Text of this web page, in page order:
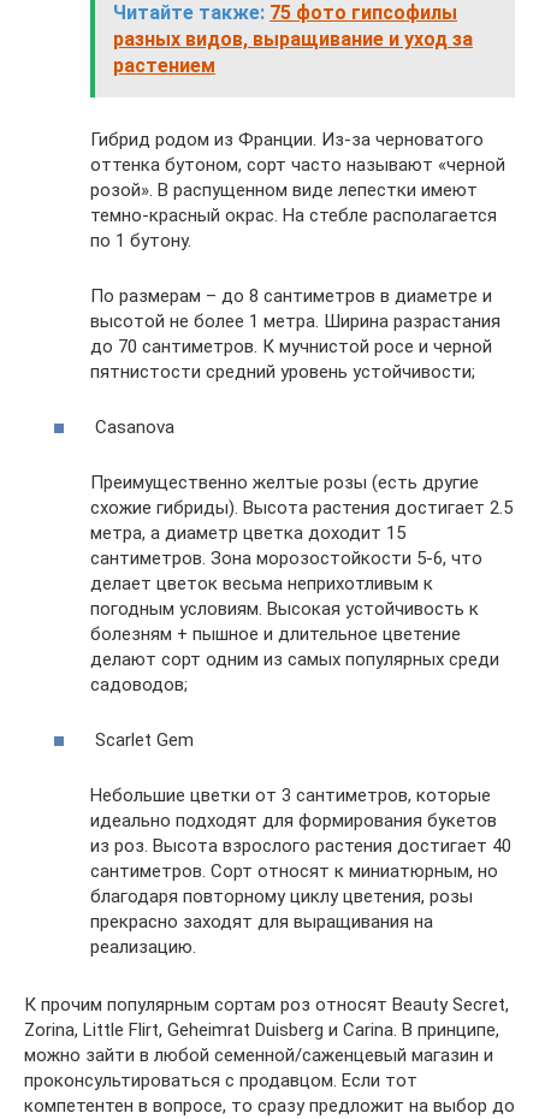
Читайте также: 75 фото гипсофилы
разных видов, выращивание и уход за
растением
Гибрид родом из Франции. Из-за черноватого
оттенка бутоном, сорт часто называют «черной
розой». В распущенном виде лепестки имеют
темно-красный окрас. На стебле располагается
по 1 бутону.
По размерам – до 8 сантиметров в диаметре и
высотой не более 1 метра. Ширина разрастания
до 70 сантиметров. К мучнистой росе и черной
пятнистости средний уровень устойчивости;
Casanova
Преимущественно желтые розы (есть другие
схожие гибриды). Высота растения достигает 2.5
метра, а диаметр цветка доходит 15
сантиметров. Зона морозостойкости 5-6, что
делает цветок весьма неприхотливым к
погодным условиям. Высокая устойчивость к
болезням + пышное и длительное цветение
делают сорт одним из самых популярных среди
садоводов;
Scarlet Gem
Небольшие цветки от 3 сантиметров, которые
идеально подходят для формирования букетов
из роз. Высота взрослого растения достигает 40
сантиметров. Сорт относят к миниатюрным, но
благодаря повторному циклу цветения, розы
прекрасно заходят для выращивания на
реализацию.
К прочим популярным сортам роз относят Beauty Secret,
Zorina, Little Flirt, Geheimrat Duisberg и Carina. В принципе,
можно зайти в любой семенной/саженцевый магазин и
проконсультироваться с продавцом. Если тот
компетентен в вопросе, то сразу предложит на выбор до